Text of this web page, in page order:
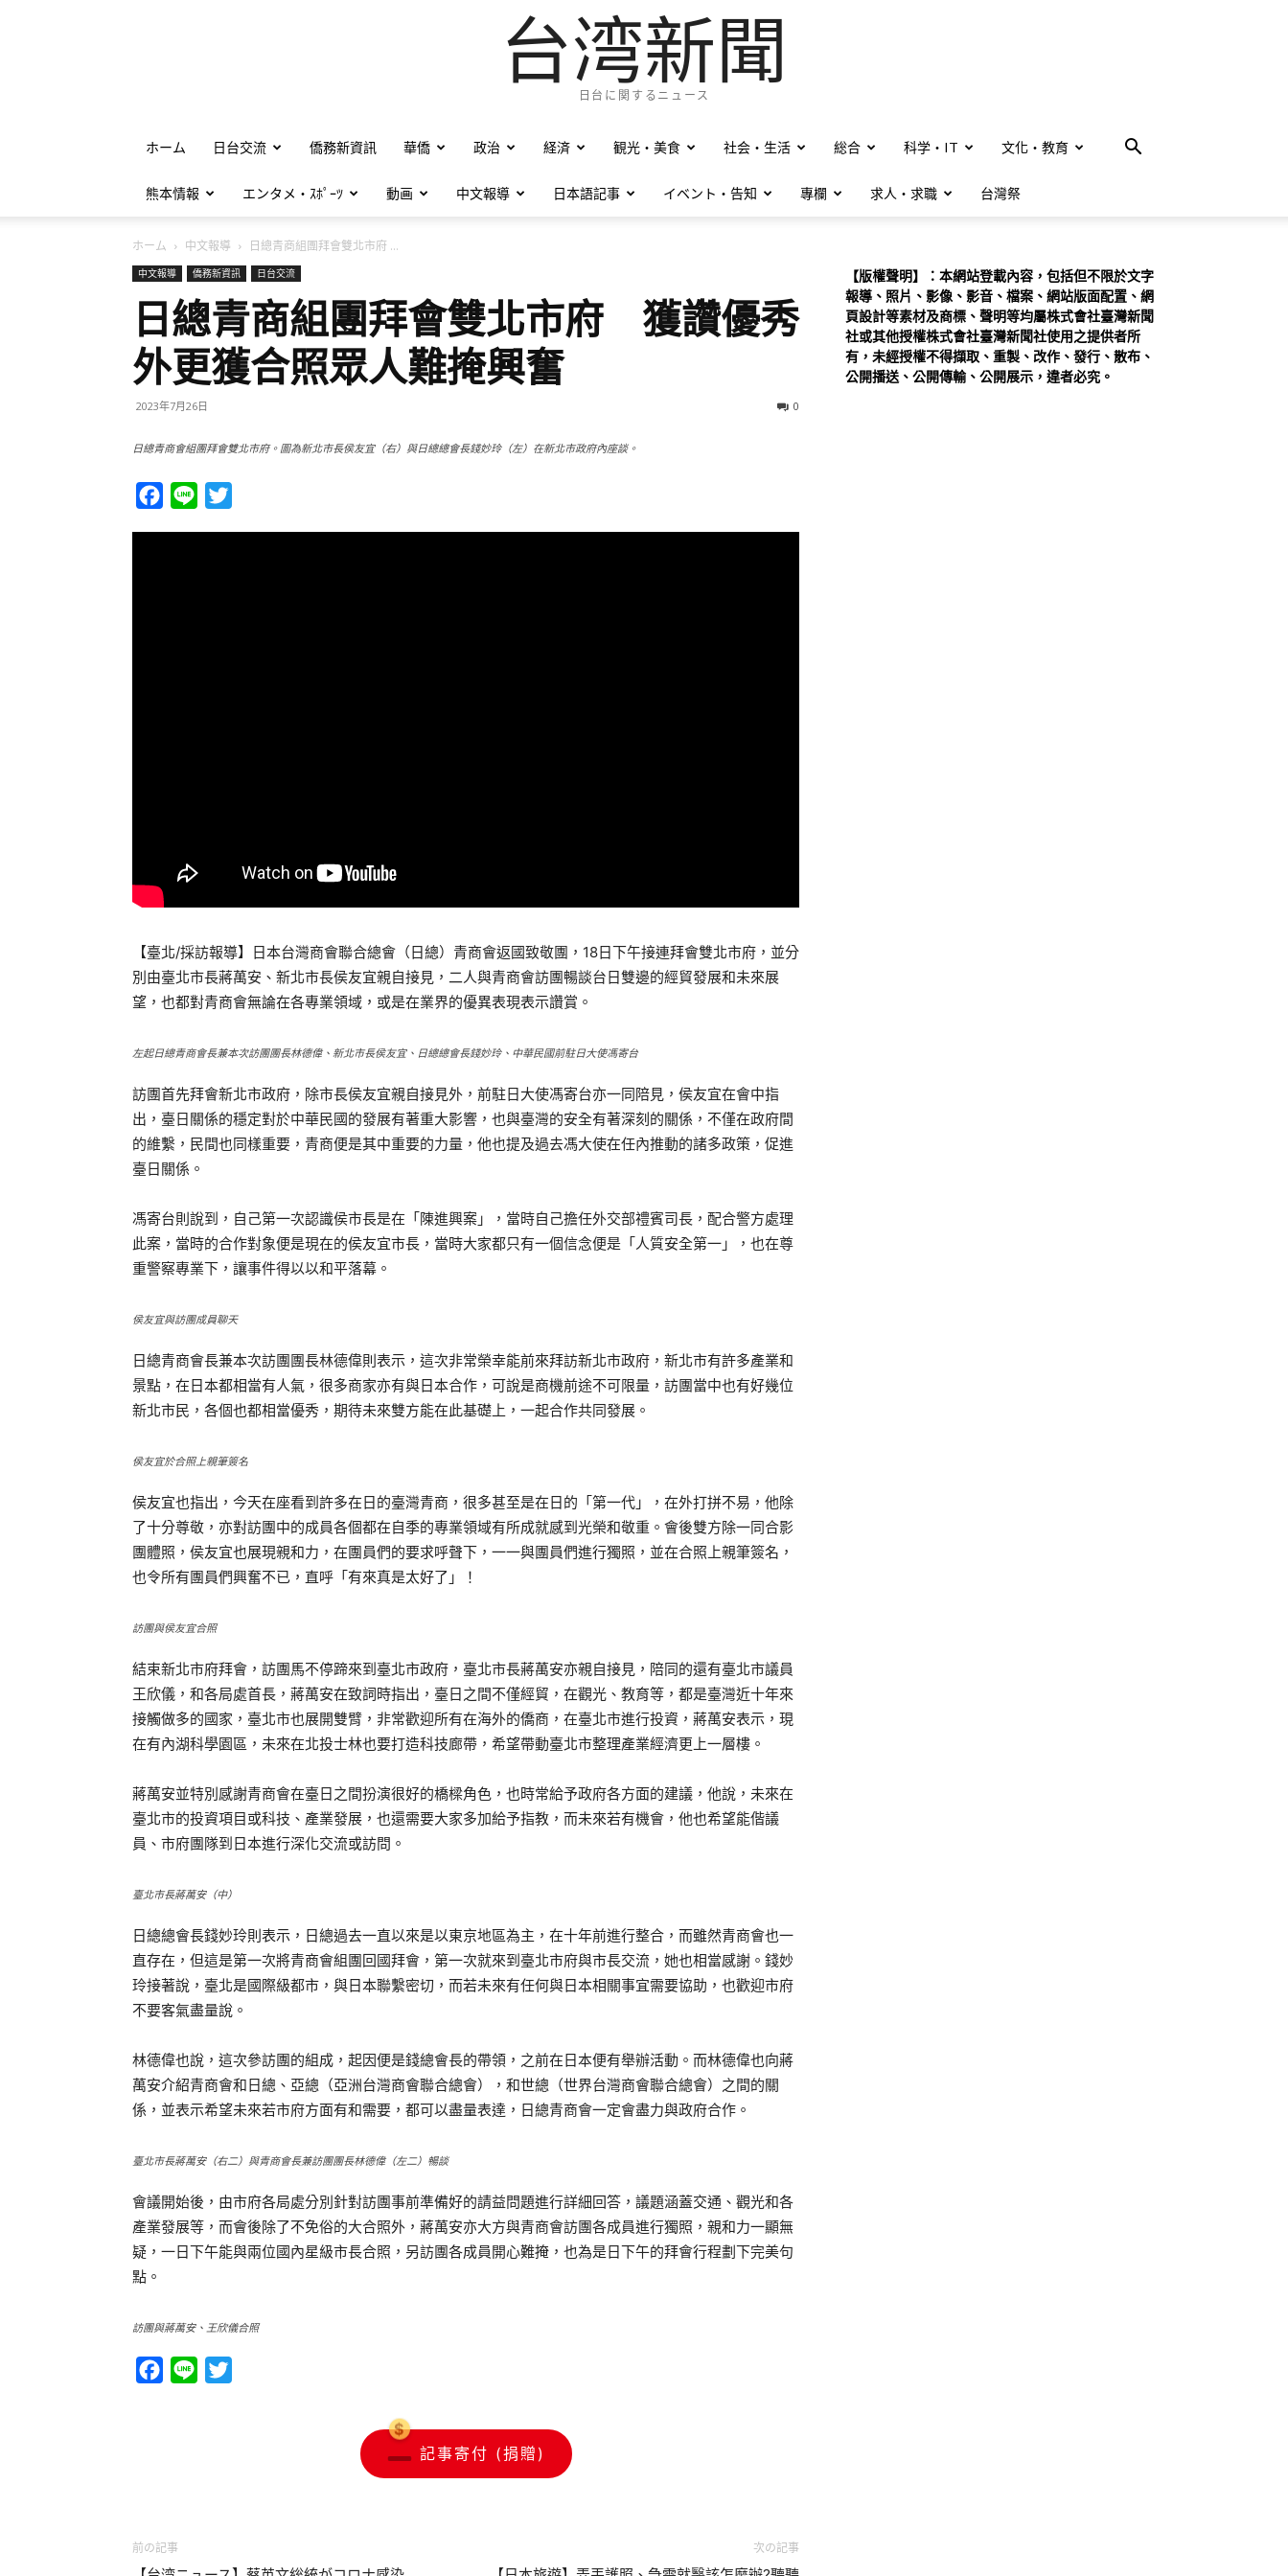
台湾新聞
日台に関するニュース
ホーム 日台交流 僑務新資訊 華僑 政治 経済 観光・美食 社会・生活 総合 科学・IT 文化・教育
熊本情報 エンタメ・ｽﾎﾟｰﾂ 動画 中文報導 日本語記事 イベント・告知 專欄 求人・求職 台灣祭
ホーム 中文報導 日總青商組團拜會雙北市府 ...
中文報導 僑務新資訊 日台交流
日總青商組團拜會雙北市府 獲讚優秀
外更獲合照眾人難掩興奮
2023年7月26日 0
日總青商會組團拜會雙北市府。圖為新北市長侯友宜（右）與日總總會長錢妙玲（左）在新北市政府內座談。
Facebook
Line
【臺北/採訪報導】日本台灣商會聯合總會（日總）青商會返國致敬團，18日下午接連拜會雙北市府，並分
別由臺北市長蔣萬安、新北市長侯友宜親自接見，二人與青商會訪團暢談台日雙邊的經貿發展和未來展
望，也都對青商會無論在各專業領域，或是在業界的優異表現表示讚賞。
左起日總青商會長兼本次訪團團長林德偉、新北市長侯友宜、日總總會長錢妙玲、中華民國前駐日大使馮寄台
訪團首先拜會新北市政府，除市長侯友宜親自接見外，前駐日大使馮寄台亦一同陪見，侯友宜在會中指
出，臺日關係的穩定對於中華民國的發展有著重大影響，也與臺灣的安全有著深刻的關係，不僅在政府間
的維繫，民間也同樣重要，青商便是其中重要的力量，他也提及過去馮大使在任內推動的諸多政策，促進
臺日關係。
馮寄台則說到，自己第一次認識侯市長是在「陳進興案」，當時自己擔任外交部禮賓司長，配合警方處理
此案，當時的合作對象便是現在的侯友宜市長，當時大家都只有一個信念便是「人質安全第一」，也在尊
重警察專業下，讓事件得以以和平落幕。
侯友宜與訪團成員聊天
日總青商會長兼本次訪團團長林德偉則表示，這次非常榮幸能前來拜訪新北市政府，新北市有許多產業和
景點，在日本都相當有人氣，很多商家亦有與日本合作，可說是商機前途不可限量，訪團當中也有好幾位
新北市民，各個也都相當優秀，期待未來雙方能在此基礎上，一起合作共同發展。
侯友宜於合照上親筆簽名
侯友宜也指出，今天在座看到許多在日的臺灣青商，很多甚至是在日的「第一代」，在外打拼不易，他除
了十分尊敬，亦對訪團中的成員各個都在自季的專業領域有所成就感到光榮和敬重。會後雙方除一同合影
團體照，侯友宜也展現親和力，在團員們的要求呼聲下，一一與團員們進行獨照，並在合照上親筆簽名，
也令所有團員們興奮不已，直呼「有來真是太好了」！
訪團與侯友宜合照
結束新北市府拜會，訪團馬不停蹄來到臺北市政府，臺北市長蔣萬安亦親自接見，陪同的還有臺北市議員
王欣儀，和各局處首長，蔣萬安在致詞時指出，臺日之間不僅經貿，在觀光、教育等，都是臺灣近十年來
接觸做多的國家，臺北市也展開雙臂，非常歡迎所有在海外的僑商，在臺北市進行投資，蔣萬安表示，現
在有內湖科學園區，未來在北投士林也要打造科技廊帶，希望帶動臺北市整理產業經濟更上一層樓。
蔣萬安並特別感謝青商會在臺日之間扮演很好的橋樑角色，也時常給予政府各方面的建議，他說，未來在
臺北市的投資項目或科技、產業發展，也還需要大家多加給予指教，而未來若有機會，他也希望能偕議
員、市府團隊到日本進行深化交流或訪問。
臺北市長蔣萬安（中）
日總總會長錢妙玲則表示，日總過去一直以來是以東京地區為主，在十年前進行整合，而雖然青商會也一
直存在，但這是第一次將青商會組團回國拜會，第一次就來到臺北市府與市長交流，她也相當感謝。錢妙
玲接著說，臺北是國際級都市，與日本聯繫密切，而若未來有任何與日本相關事宜需要協助，也歡迎市府
不要客氣盡量說。
林德偉也說，這次參訪團的組成，起因便是錢總會長的帶領，之前在日本便有舉辦活動。而林德偉也向蔣
萬安介紹青商會和日總、亞總（亞洲台灣商會聯合總會），和世總（世界台灣商會聯合總會）之間的關
係，並表示希望未來若市府方面有和需要，都可以盡量表達，日總青商會一定會盡力與政府合作。
臺北市長蔣萬安（右二）與青商會長兼訪團團長林德偉（左二）暢談
會議開始後，由市府各局處分別針對訪團事前準備好的請益問題進行詳細回答，議題涵蓋交通、觀光和各
產業發展等，而會後除了不免俗的大合照外，蔣萬安亦大方與青商會訪團各成員進行獨照，親和力一顯無
疑，一日下午能與兩位國內星級市長合照，另訪團各成員開心難掩，也為是日下午的拜會行程劃下完美句
點。
訪團與蔣萬安、王欣儀合照
Facebook
Line
記事寄付 (捐贈)
前の記事 次の記事
【版權聲明】：本網站登載內容，包括但不限於文字
報導、照片、影像、影音、檔案、網站版面配置、網
頁設計等素材及商標、聲明等均屬株式會社臺灣新聞
社或其他授權株式會社臺灣新聞社使用之提供者所
有，未經授權不得擷取、重製、改作、發行、散布、
公開播送、公開傳輸、公開展示，違者必究。